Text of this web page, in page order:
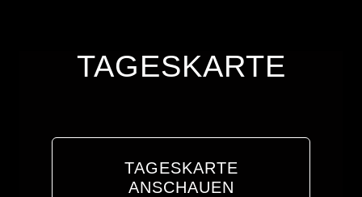
TAGESKARTE
TAGESKARTE
ANSCHAUEN